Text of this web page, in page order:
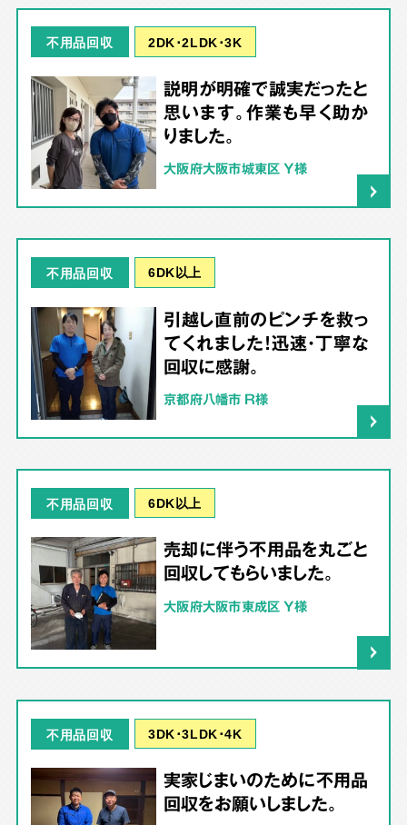
不用品回収 2DK･2LDK･3K
説明が明確で誠実だったと
思います。作業も早く助か
りました。
大阪府大阪市城東区 Y様
不用品回収 6DK以上
引越し直前のピンチを救っ
てくれました！迅速・丁寧な
回収に感謝。
京都府八幡市 R様
不用品回収 6DK以上
売却に伴う不用品を丸ごと
回収してもらいました。
大阪府大阪市東成区 Y様
不用品回収 3DK･3LDK･4K
実家じまいのために不用品
回収をお願いしました。